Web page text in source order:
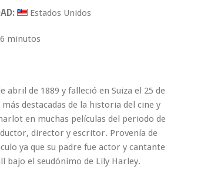
Estados Unidos
minutos
abril de 1889 y falleció en Suiza el 25 de
destacadas de la historia del cine y
en muchas películas del periodo de
director y escritor. Provenía de
ya que su padre fue actor y cantante
bajo el seudónimo de Lily Harley.